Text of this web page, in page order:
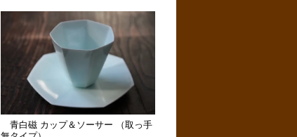
青白磁 カップ＆ソーサー （取っ手